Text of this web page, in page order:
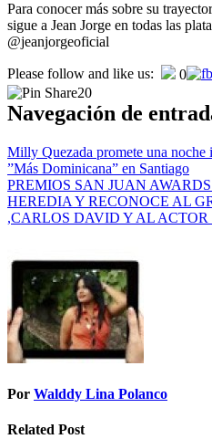
Para conocer más sobre su
sigue a Jean Jorge en todas las
@jeanjorgeoficial
Please follow and like us: 0
20
Navegación de
Milly Quezada promete una noche
”Más Dominicana” en Santiago
PREMIOS SAN JUAN
HEREDIA Y RECONOCE AL
,CARLOS DAVID Y AL ACTOR
Por Walddy Lina Polanco
Related Post